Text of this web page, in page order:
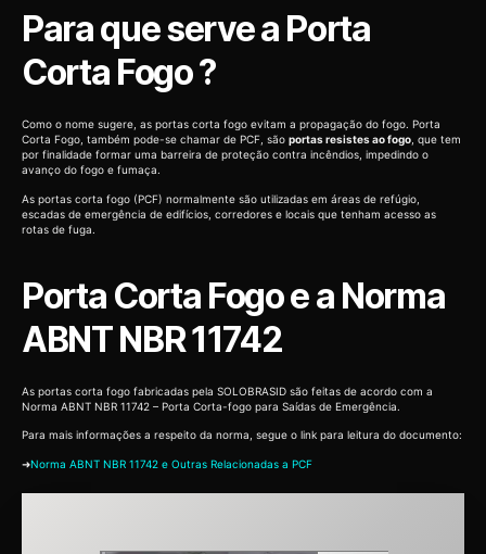
Para que serve a Porta
Corta Fogo ?
Como o nome sugere, as portas corta fogo evitam a propagação do fogo. Porta
Corta Fogo, também pode-se chamar de PCF, são portas resistes ao fogo , que tem
por finalidade formar uma barreira de proteção contra incêndios, impedindo o
avanço do fogo e fumaça.
As portas corta fogo (PCF) normalmente são utilizadas em áreas de refúgio,
escadas de emergência de edifícios, corredores e locais que tenham acesso as
rotas de fuga.
Porta Corta Fogo e a Norma
ABNT NBR 11742
As portas corta fogo fabricadas pela SOLOBRASID são feitas de acordo com a
Norma ABNT NBR 11742 – Porta Corta-fogo para Saídas de Emergência.
Para mais informações a respeito da norma, segue o link para leitura do documento:
➜Norma ABNT NBR 11742 e Outras Relacionadas a PCF